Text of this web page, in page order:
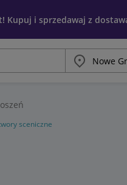
Kupuj i sprzedawaj z
Miasto
sceniczne